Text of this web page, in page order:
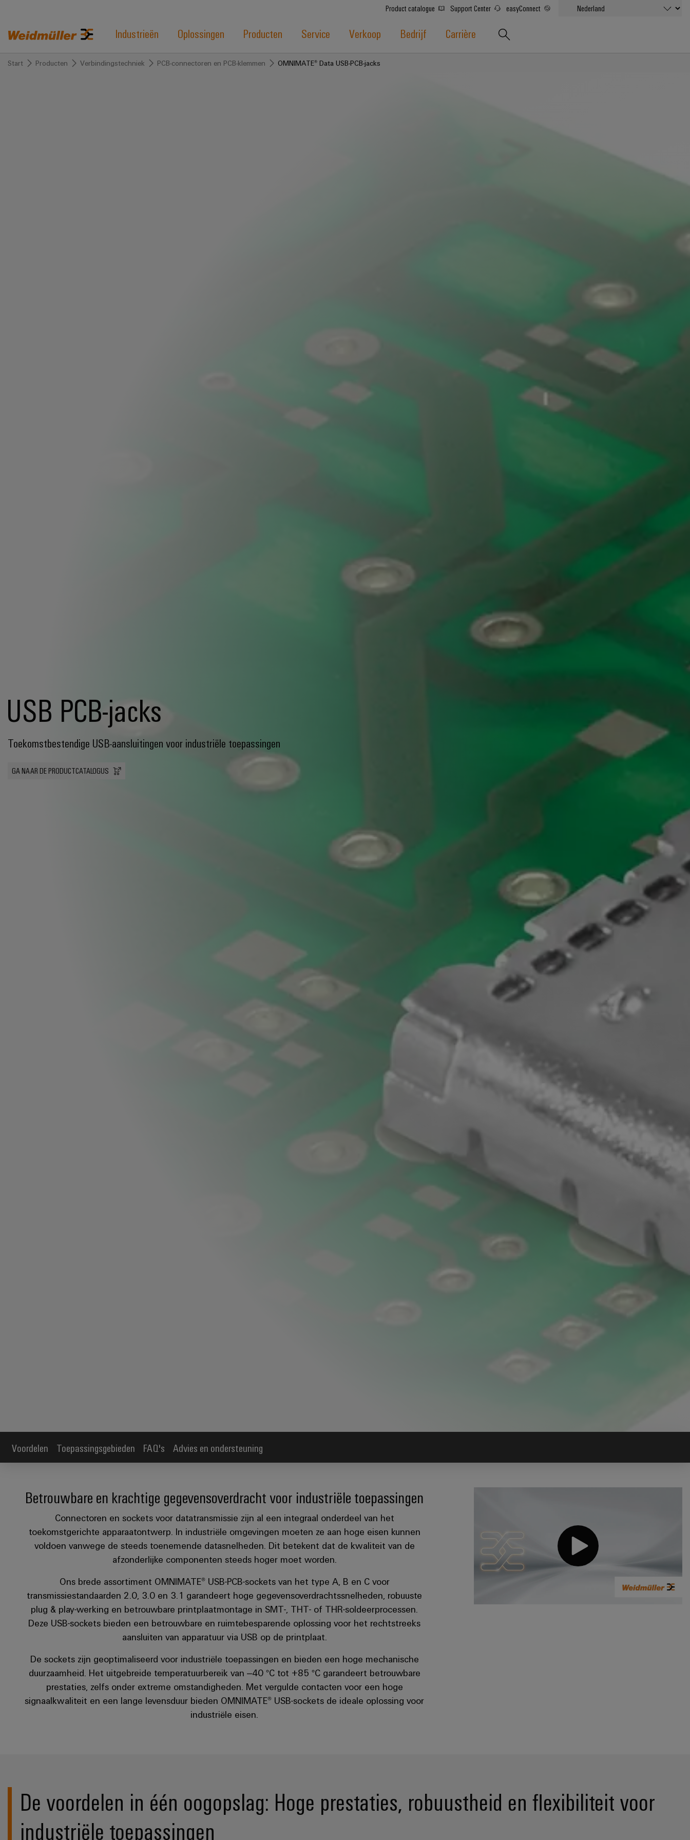
Product catalogue Support Center easyConnect
Industrieën Oplossingen Producten Service Verkoop Bedrijf Carrière
Start Producten Verbindingstechniek PCB-connectoren en PCB-klemmen OMNIMATE® Data USB-PCB-jacks
USB PCB-jacks
Toekomstbestendige USB-aansluitingen voor industriële toepassingen
GA NAAR DE PRODUCTCATALOGUS
Voordelen Toepassingsgebieden FAQ's Advies en ondersteuning
Betrouwbare en krachtige gegevensoverdracht voor industriële toepassingen
Connectoren en sockets voor datatransmissie zijn al een integraal onderdeel van het
toekomstgerichte apparaatontwerp. In industriële omgevingen moeten ze aan hoge eisen kunnen
voldoen vanwege de steeds toenemende datasnelheden. Dit betekent dat de kwaliteit van de
afzonderlijke componenten steeds hoger moet worden.
Ons brede assortiment OMNIMATE® USB-PCB-sockets van het type A, B en C voor
transmissiestandaarden 2.0, 3.0 en 3.1 garandeert hoge gegevensoverdrachtssnelheden, robuuste
plug & play-werking en betrouwbare printplaatmontage in SMT-, THT- of THR-soldeerprocessen.
Deze USB-sockets bieden een betrouwbare en ruimtebesparende oplossing voor het rechtstreeks
aansluiten van apparatuur via USB op de printplaat.
De sockets zijn geoptimaliseerd voor industriële toepassingen en bieden een hoge mechanische
duurzaamheid. Het uitgebreide temperatuurbereik van –40 °C tot +85 °C garandeert betrouwbare
prestaties, zelfs onder extreme omstandigheden. Met vergulde contacten voor een hoge
signaalkwaliteit en een lange levensduur bieden OMNIMATE® USB-sockets de ideale oplossing voor
industriële eisen.
De voordelen in één oogopslag: Hoge prestaties, robuustheid en flexibiliteit voor
industriële toepassingen